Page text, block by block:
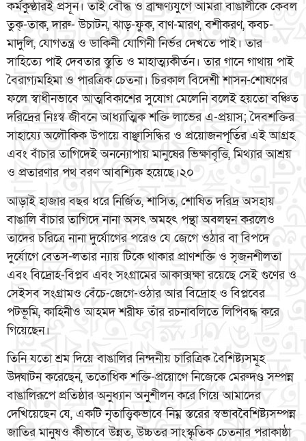
কর্মকুণ্ঠারই প্রসূন। তাই বৌদ্ধ ও ব্রাহ্মণ্যযুগে আমরা বাঙালীকে কেবল
তুক্-তাক, দারু- উচাটন, ঝাড়-ফুক, বাণ-মারণ, বশীকরণ, কবচ-
মাদুলি, যোগতন্ত্র ও ডাকিনী যোগিনী নির্ভর দেখতে পাই। তার
সাহিত্যে পাই দেবতার স্তুতি ও মাহাত্ম্যকীর্তন। তার গানে গাথায় পাই
বৈরাগ্যমহিমা ও পারত্রিক চেতনা। চিরকাল বিদেশী শাসন-শোষণের
ফলে স্বাধীনভাবে আত্মবিকাশের সুযোগ মেলেনি বলেই হয়তো বঞ্চিত
দরিদ্রের নিঃস্ব জীবনে আধ্যাত্মিক শক্তি লাভের এ-প্রয়াস; দৈবশক্তির
সাহায্যে অলৌকিক উপায়ে বাঞ্ছাসিদ্ধির ও প্রয়োজনপূর্তির এই আগ্রহ
এবং বাঁচার তাগিদেই অনন্যোপায় মানুষের ভিক্ষাবৃত্তি, মিথ্যার আশ্রয়
ও প্রতারণার পথ বরণ আবশ্যিক হয়েছে।২০
আড়াই হাজার বছর ধরে নির্জিত, শাসিত, শোষিত দরিদ্র অসহায়
বাঙালি বাঁচার তাগিদে নানা অসৎ অমহৎ পন্থা অবলম্বন করলেও
তাদের চরিত্রে নানা দুর্যোগের পরেও যে জেগে ওঠার বা বিপদে
দুর্যোগে বেতস-লতার ন্যায় টিকে থাকার প্রাণশক্তি ও সৃজনশীলতা
এবং বিদ্রোহ-বিপ্লব এবং সংগ্রামের আকাক্সক্ষা রয়েছে সেই গুণের ও
সেইসব সংগ্রামও বেঁচে-জেগে-ওঠার আর বিদ্রোহ ও বিপ্লবের
পটভূমি, কাহিনীও আহমদ শরীফ তাঁর রচনাবলিতে লিপিবদ্ধ করে
গিয়েছেন।
তিনি যতো শ্রম দিয়ে বাঙালির নিন্দনীয় চারিত্রিক বৈশিষ্ট্যসমূহ
উদ্ঘাটন করেছেন, ততোধিক শক্তি-প্রয়োগে নিজেকে মেরুদণ্ড সম্পন্ন
বাঙালিরূপে প্রতিষ্ঠার অনুধ্যান অনুশীলন করে গিয়ে আমাদের
দেখিয়েছেন যে, একটি নৃতাত্ত্বিকভাবে নিম্ন স্তরের স্বভাববৈশিষ্ট্যসম্পন্ন
জাতির মানুষও কীভাবে উন্নত, উচ্চতর সাংস্কৃতিক চেতনার পরাকাষ্ঠা